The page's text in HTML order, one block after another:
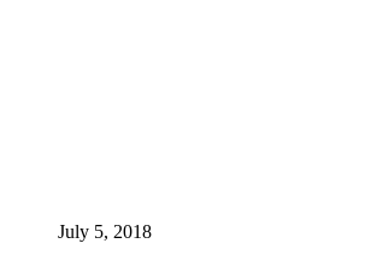
July 5, 2018